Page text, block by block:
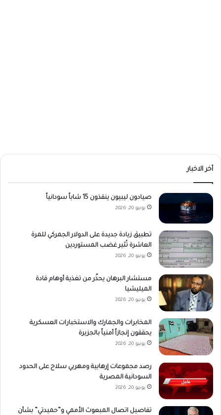
أخر الاخبار
صيادون ليبيون ينقذون 15 شاباً سودانياً
يونيو 20, 2026
تطبيق زيادة جديدة على الدولار الجمركي للمرة
العاشرة تُثير غضب المستوردين
يونيو 20, 2026
مستشار البرهان يحذّر من تغذية أوهام قادة
الميليشيا
يونيو 20, 2026
المخابرات والجمارك والاستخبارات العسكرية
يحققون إنجازاً أمنياً بالجزيرة
يونيو 20, 2026
رصد مجموعات إرهابية ومهربي سلاح على الحدود
السودانية المصرية
يونيو 20, 2026
تفاصيل اتصال المبعوث الأممي و”حميدتي” بشأن